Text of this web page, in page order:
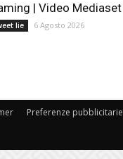
| Video Mediaset
lie 6 Agosto 2026
Preferenze pubblicitarie